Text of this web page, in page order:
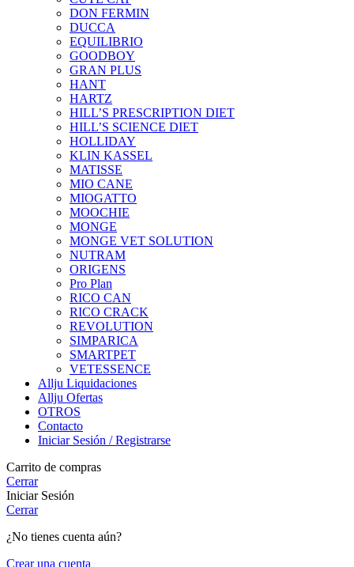
DON FERMIN
DUCCA
EQUILIBRIO
GOODBOY
GRAN PLUS
HANT
HARTZ
HILL’S PRESCRIPTION DIET
HILL’S SCIENCE DIET
HOLLIDAY
KLIN KASSEL
MATISSE
MIO CANE
MIOGATTO
MOOCHIE
MONGE
MONGE VET SOLUTION
NUTRAM
ORIGENS
Pro Plan
RICO CAN
RICO CRACK
REVOLUTION
SIMPARICA
SMARTPET
VETESSENCE
Allju Liquidaciones
Allju Ofertas
OTROS
Contacto
Iniciar Sesión / Registrarse
Carrito de compras
Cerrar
Iniciar Sesión
Cerrar
¿No tienes cuenta aún?
Crear una cuenta